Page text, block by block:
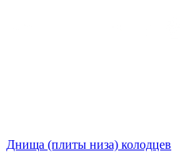
Днища (плиты низа) колодцев